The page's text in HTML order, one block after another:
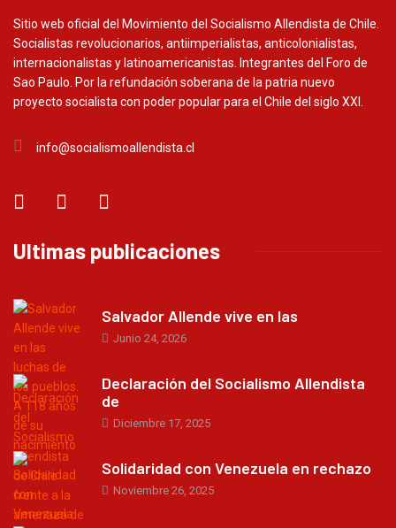
Sitio web oficial del Movimiento del Socialismo Allendista de Chile.
Socialistas revolucionarios, antiimperialistas, anticolonialistas,
internacionalistas y latinoamericanistas. Integrantes del Foro de
Sao Paulo. Por la refundación soberana de la patria nuevo
proyecto socialista con poder popular para el Chile del siglo XXI.
info@socialismoallendista.cl
Ultimas publicaciones
Salvador Allende vive en las
Junio 24, 2026
Declaración del Socialismo Allendista
de
Diciembre 17, 2025
Solidaridad con Venezuela en rechazo
Noviembre 26, 2025